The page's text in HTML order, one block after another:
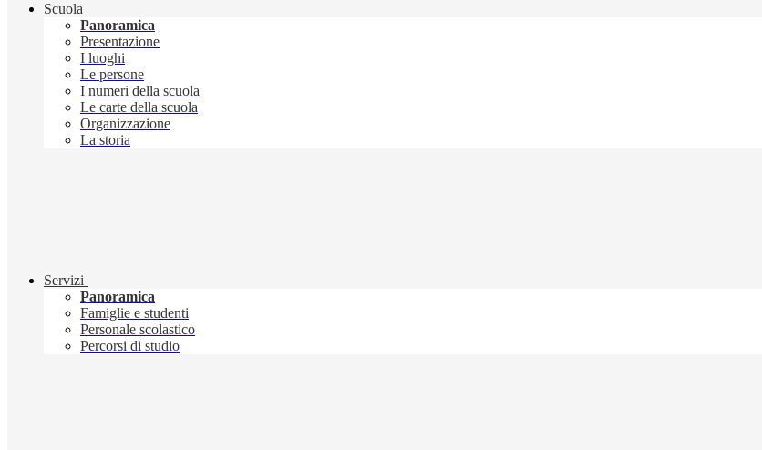
Scuola
Panoramica
Presentazione
I luoghi
Le persone
I numeri della scuola
Le carte della scuola
Organizzazione
La storia
Servizi
Panoramica
Famiglie e studenti
Personale scolastico
Percorsi di studio